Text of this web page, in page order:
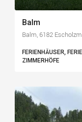
Balm
Balm, 6182
FERIENHÄUSER,
ZIMMERHÖFE